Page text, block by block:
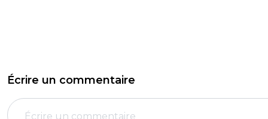
Écrire un commentaire